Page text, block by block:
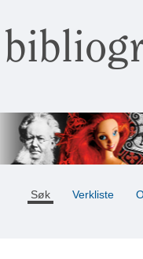
Søk Verkliste